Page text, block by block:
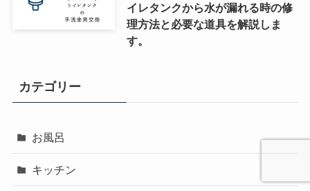
イレタンクから水が漏れる時の修
理方法と必要な道具を解説しま
す。
カテゴリー
お風呂
キッチン